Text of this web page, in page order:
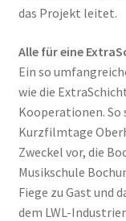
das Projekt leitet.
Alle für eine
Ein so
wie die
Kooperationen.
Kurzfilmtage
Zweckel vor, die
Musikschule
Fiege zu Gast und
dem LWL-